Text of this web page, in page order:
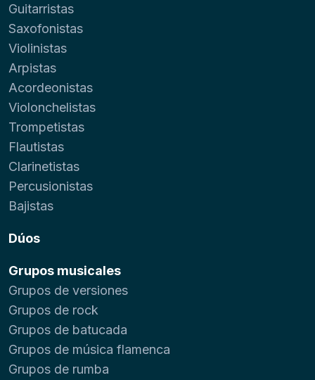
Guitarristas
Saxofonistas
Violinistas
Arpistas
Acordeonistas
Violonchelistas
Trompetistas
Flautistas
Clarinetistas
Percusionistas
Bajistas
Dúos
Grupos musicales
Grupos de versiones
Grupos de rock
Grupos de batucada
Grupos de música flamenca
Grupos de rumba